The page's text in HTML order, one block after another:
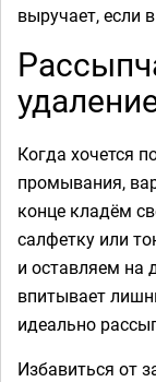
выручает, если
Когда хочется
промывания,
конце кладём
салфетку или
и оставляем на
впитывает
идеально
Избавиться от